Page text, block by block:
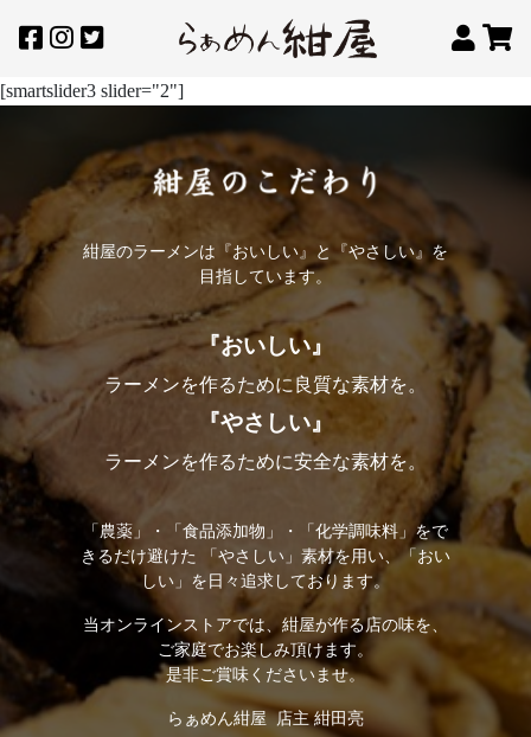
[smartslider3 slider="2"]
紺屋のラーメンは『おいしい』と『やさしい』を
目指しています。
『おいしい』
ラーメンを作るために良質な素材を。
『やさしい』
ラーメンを作るために安全な素材を。
「農薬」・「食品添加物」・「化学調味料」をで
きるだけ避けた 「やさしい」素材を用い、「おい
しい」を日々追求しております。
当オンラインストアでは、紺屋が作る店の味を、
ご家庭でお楽しみ頂けます。
是非ご賞味くださいませ。
らぁめん紺屋 店主 紺田亮